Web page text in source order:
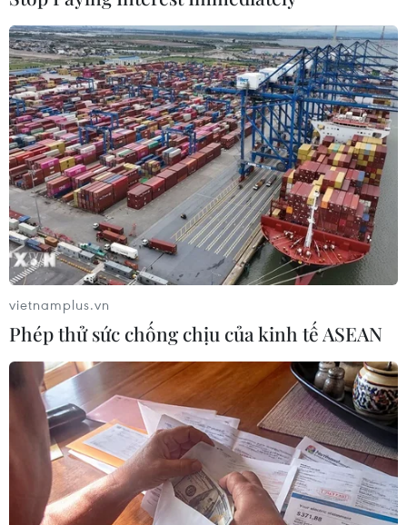
Nhật Bản phát hiện hơn 30 người nguy
kịch trên núi lửa Ontake
28/09/2014 07:30
Hơn 30 người leo núi đã được phát hiện trong tình trạng
nguy kịch trên núi Ontake ở miền Trung Nhật Bản, một
ngày sau khi núi lửa này phun trào.
vietnamplus.vn
Phép thử sức chống chịu của kinh tế ASEAN